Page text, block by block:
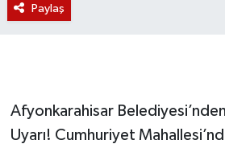
Paylaş
Afyonkarahisar
Uyarı! Cumhuriyet